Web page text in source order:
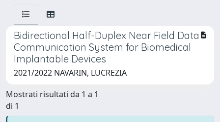
Bidirectional Half-Duplex Near Field Data
Communication System for Biomedical
Implantable Devices
2021/2022 NAVARIN, LUCREZIA
Mostrati risultati da 1 a 1
di 1